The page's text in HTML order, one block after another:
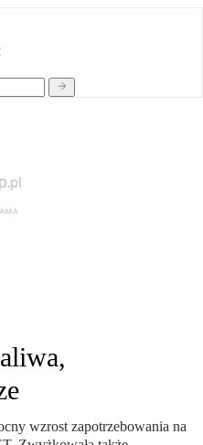
wzrost zapotrzebowania na